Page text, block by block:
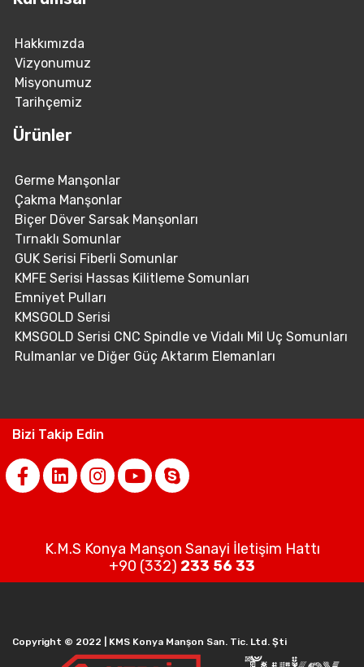
Hakkımızda
Vizyonumuz
Misyonumuz
Tarihçemiz
Ürünler
Germe Manşonlar
Çakma Manşonlar
Biçer Döver Sarsak Manşonları
Tırnaklı Somunlar
GUK Serisi Fiberli Somunlar
KMFE Serisi Hassas Kilitleme Somunları
Emniyet Pulları
KMSGOLD Serisi
KMSGOLD Serisi CNC Spindle ve Vidalı Mil Uç Somunları
Rulmanlar ve Diğer Güç Aktarım Elemanları
Bizi Takip Edin
K.M.S Konya Manşon Sanayi İletişim Hattı
+90 (332) 233 56 33
Copyright © 2022 | KMS Konya Manşon San. Tic. Ltd. Şti